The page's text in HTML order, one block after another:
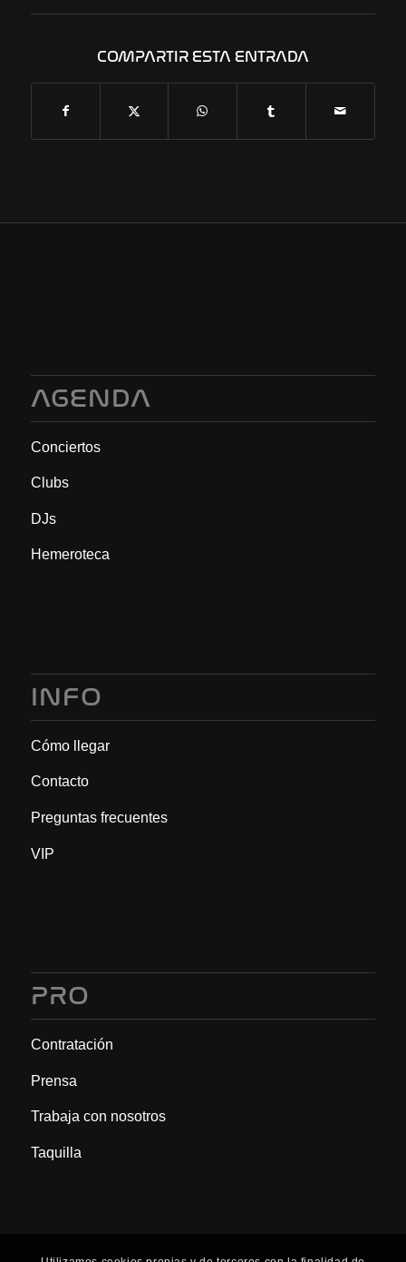
COMPARTIR ESTA ENTRADA
AGENDA
Conciertos
Clubs
DJs
Hemeroteca
INFO
Cómo llegar
Contacto
Preguntas frecuentes
VIP
PRO
Contratación
Prensa
Trabaja con nosotros
Taquilla